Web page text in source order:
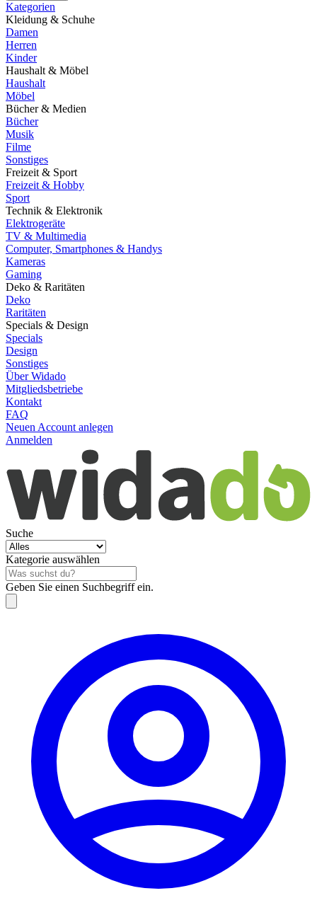
Kategorien
Kleidung & Schuhe
Damen
Herren
Kinder
Haushalt & Möbel
Haushalt
Möbel
Bücher & Medien
Bücher
Musik
Filme
Sonstiges
Freizeit & Sport
Freizeit & Hobby
Sport
Technik & Elektronik
Elektrogeräte
TV & Multimedia
Computer, Smartphones & Handys
Kameras
Gaming
Deko & Raritäten
Deko
Raritäten
Specials & Design
Specials
Design
Sonstiges
Über Widado
Mitgliedsbetriebe
Kontakt
FAQ
Neuen Account anlegen
Anmelden
Suche
Kategorie auswählen
Geben Sie einen Suchbegriff ein.